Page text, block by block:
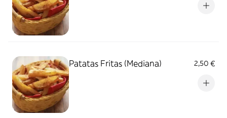
Patatas Fritas (Mediana) 2,50 €